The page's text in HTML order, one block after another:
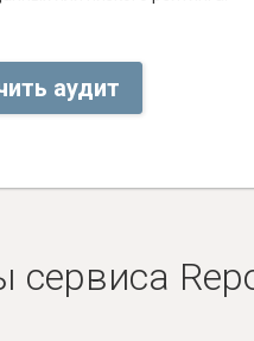
аудит
сервиса